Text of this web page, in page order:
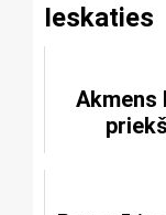
Ieskaties
Akmens